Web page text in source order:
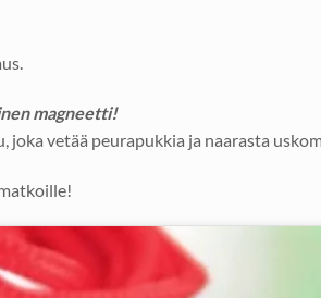
magneetti!
vetää peurapukkia ja naarasta